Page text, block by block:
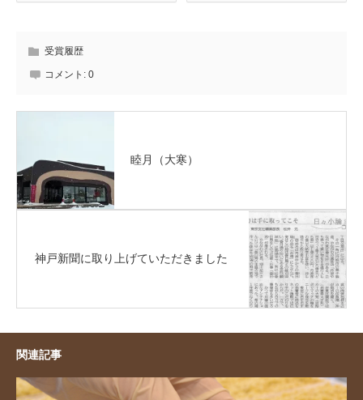
受賞履歴
コメント: 0
睦月（大寒）
神戸新聞に取り上げていただきました
関連記事